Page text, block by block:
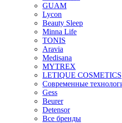
GUAM
Lycon
Beauty Sleep
Minna Life
TONIS
Aravia
Medisana
MYTREX
LETIQUE COSMETICS
Современные
Gess
Beurer
Detensor
Все бренды